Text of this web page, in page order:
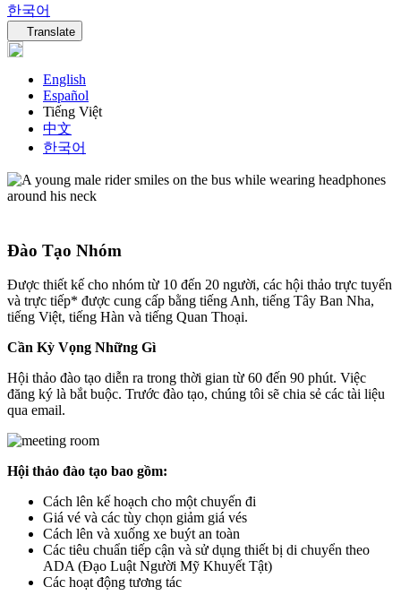
한국어
Language navigation
Translate
English
Español
Tiếng Việt
中文
한국어
Đào Tạo Nhóm
Được thiết kế cho nhóm từ 10 đến 20 người, các hội thảo trực tuyến
và trực tiếp* được cung cấp bằng tiếng Anh, tiếng Tây Ban Nha,
tiếng Việt, tiếng Hàn và tiếng Quan Thoại.
Cần Kỳ Vọng Những Gì
Hội thảo đào tạo diễn ra trong thời gian từ 60 đến 90 phút. Việc
đăng ký là bắt buộc. Trước đào tạo, chúng tôi sẽ chia sẻ các tài liệu
qua email.
Hội thảo đào tạo bao gồm:
Cách lên kế hoạch cho một chuyến đi
Giá vé và các tùy chọn giảm giá vés
Cách lên và xuống xe buýt an toàn
Các tiêu chuẩn tiếp cận và sử dụng thiết bị di chuyển theo
ADA (Đạo Luật Người Mỹ Khuyết Tật)
Các hoạt động tương tác